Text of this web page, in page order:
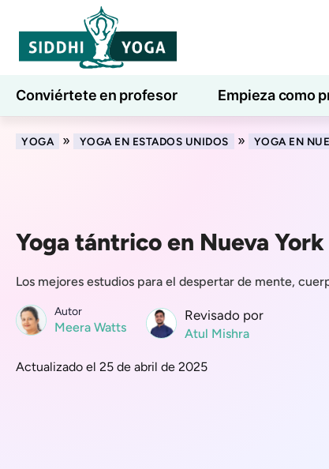
Conviértete en profesor Empieza como
7 días de bienestar Blog Aprender
YOGA » YOGA EN ESTADOS UNIDOS » YOGA EN
Yoga tántrico en Nueva York
Los mejores estudios para el despertar de mente,
Autor
Meera Watts
Revisado por
Atul Mishra
Actualizado el 25 de abril de 2025